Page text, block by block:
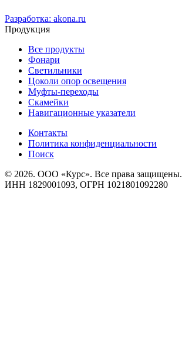
Разработка: akona.ru
Продукция
Все продукты
Фонари
Светильники
Цоколи опор освещения
Муфты-переходы
Скамейки
Навигационные указатели
Контакты
Политика конфиденциальности
Поиск
© 2026. ООО «Курс». Все права защищены.
ИНН 1829001093, ОГРН 1021801092280